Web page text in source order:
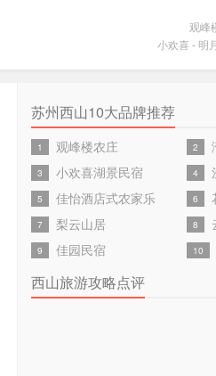
观峰
小欢喜- 明
苏州西山10大品牌推荐
1 观峰楼农庄 2
3 小欢喜湖景民宿 4
5 佳怡酒店式农家乐 6
7 梨云山居 8
9 佳园民宿 10
西山旅游攻略点评